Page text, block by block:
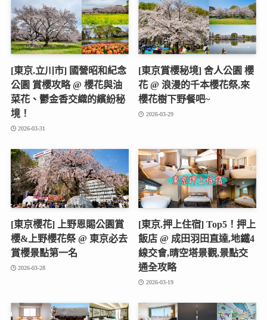
[東京.立川市] 國營昭和紀念
公園 賞櫻攻略 @ 櫻花與油
菜花、鬱金香交織的繽紛秘
境！
2026-03-31
[東京賞櫻秘境] 舍人公園 櫻
花 @ 浪漫的千本櫻花祭,來
櫻花樹下野餐吧~
2026-03-29
[東京櫻花] 上野恩賜公園賞
櫻&上野櫻花祭 @ 東京必去
賞櫻景點第一名
2026-03-28
[東京.押上住宿] Top5！押上
飯店 @ 成田羽田直達,地鐵4
線交會,晴空塔景觀,景點交
通全攻略
2026-03-19